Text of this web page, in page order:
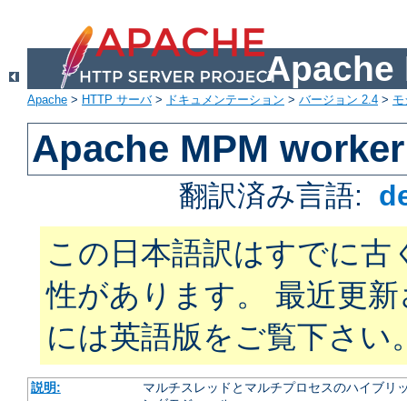
Apache
Apache > HTTP サーバ> ドキュメンテーション > バージョン 2.4 >
Apache MPM worker
翻訳済み言語:
この日本語訳はすでに古
性があります。 最近更
には英語版をご覧下さい
説明:
マルチスレッドとマルチプロセスのハイブリ